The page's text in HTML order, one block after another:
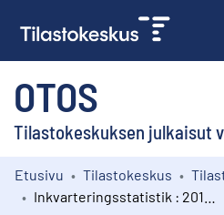
OTOS
Tilastokeskuksen julkaisut
Kokoelmat
Etusivu Tilastokeskus